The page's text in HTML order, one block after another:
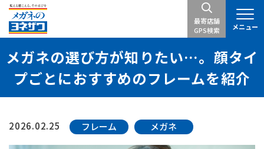
最寄店舗
GPS検索
メガネの選び方が知りたい…。顔タイ
プごとにおすすめのフレームを紹介
2026.02.25 フレーム メガネ
メニュー